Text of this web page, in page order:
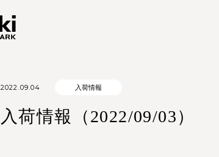
2022.09.04 入荷情報
入荷情報（2022/09/03）